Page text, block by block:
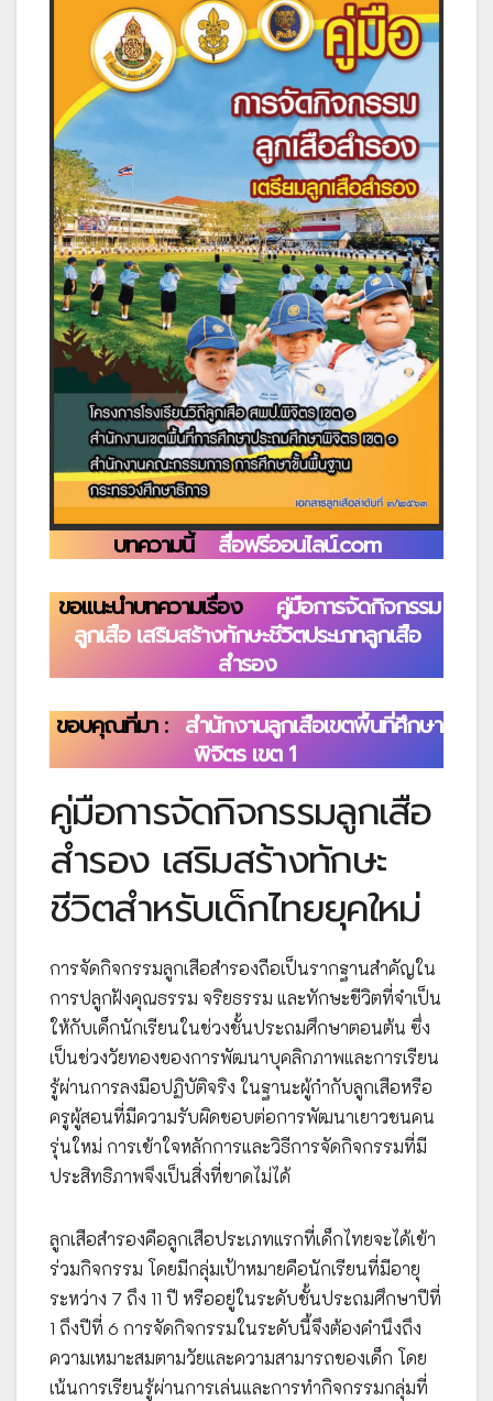
บทความนี้
สื่อฟรีออนไลน์.com
ขอแนะนำบทความเรื่อง
คู่มือการจัดกิจกรรม
ลูกเสือ เสริมสร้างทักษะชีวิตประเภทลูกเสือ
สำรอง
ขอบคุณที่มา : สำนักงานลูกเสือเขตพื้นที่ศึกษา
พิจิตร เขต 1
คู่มือการจัดกิจกรรมลูกเสือ
สำรอง เสริมสร้างทักษะ
ชีวิตสำหรับเด็กไทยยุคใหม่
การจัดกิจกรรมลูกเสือสำรองถือเป็นรากฐานสำคัญใน
การปลูกฝังคุณธรรม จริยธรรม และทักษะชีวิตที่จำเป็น
ให้กับเด็กนักเรียนในช่วงชั้นประถมศึกษาตอนต้น ซึ่ง
เป็นช่วงวัยทองของการพัฒนาบุคลิกภาพและการเรียน
รู้ผ่านการลงมือปฏิบัติจริง ในฐานะผู้กำกับลูกเสือหรือ
ครูผู้สอนที่มีความรับผิดชอบต่อการพัฒนาเยาวชนคน
รุ่นใหม่ การเข้าใจหลักการและวิธีการจัดกิจกรรมที่มี
ประสิทธิภาพจึงเป็นสิ่งที่ขาดไม่ได้
ลูกเสือสำรองคือลูกเสือประเภทแรกที่เด็กไทยจะได้เข้า
ร่วมกิจกรรม โดยมีกลุ่มเป้าหมายคือนักเรียนที่มีอายุ
ระหว่าง 7 ถึง 11 ปี หรืออยู่ในระดับชั้นประถมศึกษาปีที่
1 ถึงปีที่ 6 การจัดกิจกรรมในระดับนี้จึงต้องคำนึงถึง
ความเหมาะสมตามวัยและความสามารถของเด็ก โดย
เน้นการเรียนรู้ผ่านการเล่นและการทำกิจกรรมกลุ่มที่